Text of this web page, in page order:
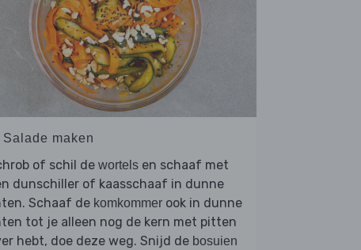
Salade maken
of schil de wortels en schaaf met
dunschiller of kaasschaaf in dunne
Schaaf de komkommer ook in dunne
tot je alleen nog de kern met pitten
hebt, doe deze weg. Snijd de bosuien